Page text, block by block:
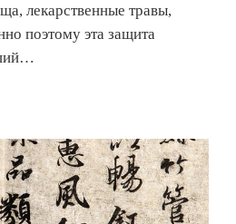
лекарственные травы,
поэтому эта защита